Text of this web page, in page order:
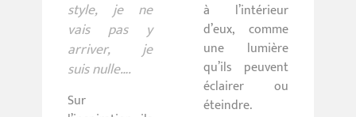
style, je ne
vais pas y
arriver, je
suisnulle….
Sur
à l’intérieur
d’eux, comme
une lumière
qu’ils peuvent
éclairer ou
éteindre.